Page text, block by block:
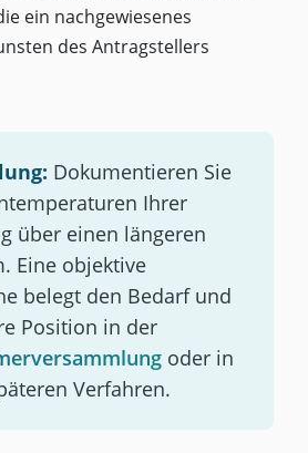
ein nachgewiesenes
des Antragstellers
Dokumentieren Sie
Ihrer
über einen längeren
Eine objektive
belegt den Bedarf und
Position in der
oder in
Verfahren.